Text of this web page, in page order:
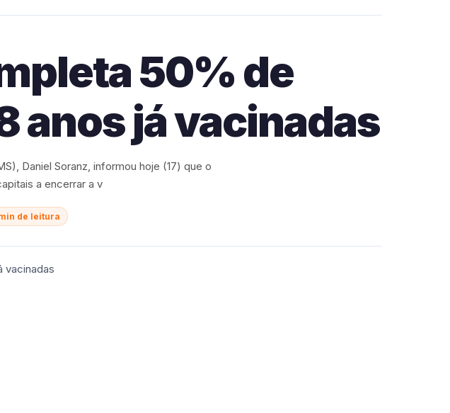
50% de
anos já vacinadas
Daniel Soranz, informou hoje (17) que o
a encerrar a v
de leitura